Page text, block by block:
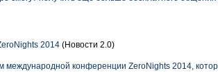
2014 (Новости 2.0)
международной конференции ZeroNights 2014,